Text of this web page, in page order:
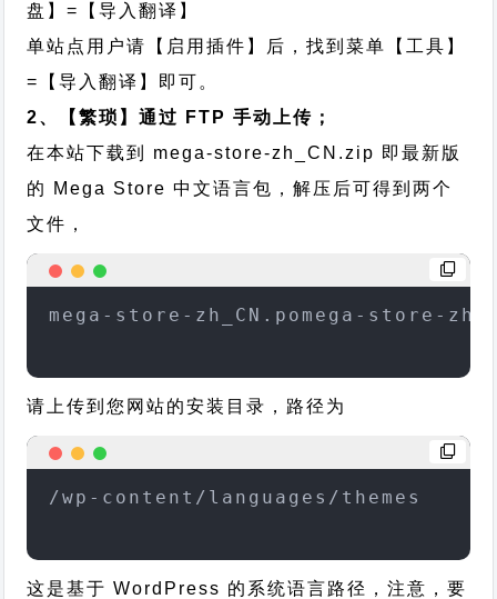
盘】=【导入翻译】
单站点用户请【启用插件】后，找到菜单【工具】
=【导入翻译】即可。
2、【繁琐】通过 FTP 手动上传；
在本站下载到 mega-store-zh_CN.zip 即最新版
的 Mega Store 中文语言包，解压后可得到两个
文件，
mega-store-zh_CN.pomega-store-
请上传到您网站的安装目录，路径为
/wp-content/languages/themes
这是基于 WordPress 的系统语言路径，注意，要